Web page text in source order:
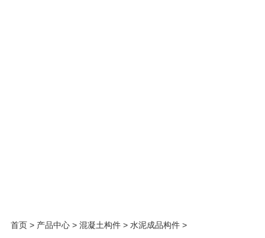
首页> 产品中心> 混凝土构件> 水泥成品构件>